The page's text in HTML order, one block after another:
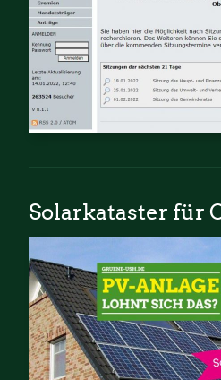
Solarkataster für